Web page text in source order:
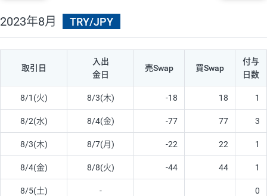
2023年8月 TRY/JPY
取引日
入出
金日
売Swap 買Swap
付与
日数
8/1(火) 8/3(木) -18 18 1
8/2(水) 8/4(金) -77 77 3
8/3(木) 8/7(月) -22 22 1
8/4(金) 8/8(火) -44 44 1
8/5(土) - 0